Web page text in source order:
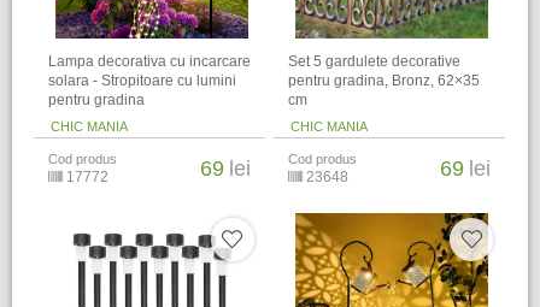
Lampa decorativa cu incarcare
solara - Stropitoare cu lumini
pentru gradina
CHIC MANIA
Cod produs
17772 69 lei
Set 5 gardulete decorative
pentru gradina, Bronz, 62×35
cm
CHIC MANIA
Cod produs
23648 69 lei